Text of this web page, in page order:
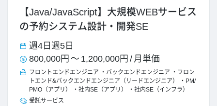
【Java/JavaScript】大規模WEBサービス
の予約システム設計・開発SE
週4日 週5日
800,000円 ～ 1,200,000円 / 月単価
フロントエンドエンジニア バックエンドエンジニア
フロン
トエンド&バックエンドエンジニア（リードエンジニア）
PM/
PMO（アプリ）
社内SE（アプリ）
社内SE（インフラ）
受託サービス